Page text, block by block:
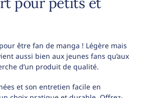
pour être fan de manga ! Légère mais
aussi bien aux jeunes fans qu’aux
d’un produit de qualité.
et son entretien facile en